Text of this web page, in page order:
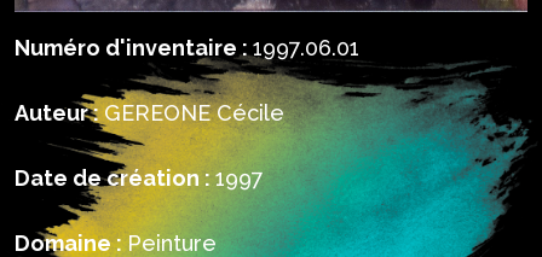
Numéro d'inventaire : 1997.06.01
Auteur : GEREONE Cécile
Date de création : 1997
Domaine : Peinture